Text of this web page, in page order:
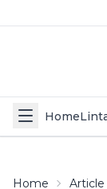
Home
Home Article